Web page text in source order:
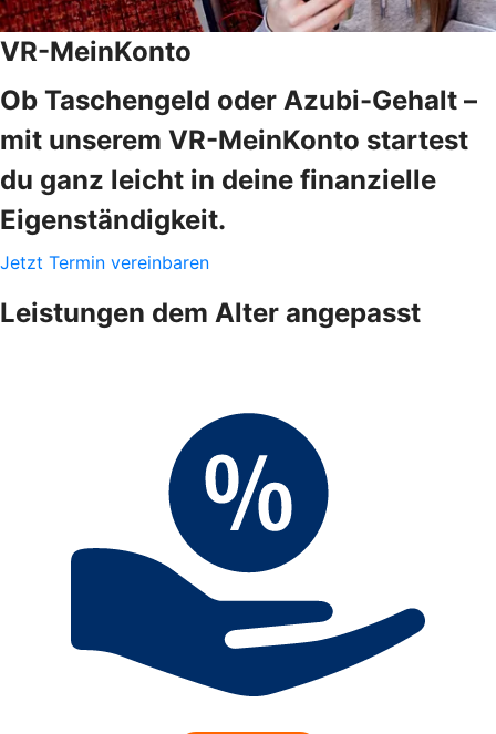
VR-MeinKonto
Ob Taschengeld oder Azubi-Gehalt –
mit unserem VR-MeinKonto startest
du ganz leicht in deine finanzielle
Eigenständigkeit.
Jetzt Termin vereinbaren
Leistungen dem Alter angepasst